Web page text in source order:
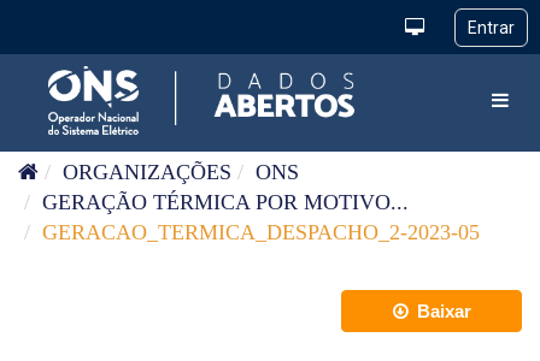
ORGANIZAÇÕES
ONS
GERAÇÃO TÉRMICA POR MOTIVO...
GERACAO_TERMICA_DESPACHO_2-2023-05
Baixar